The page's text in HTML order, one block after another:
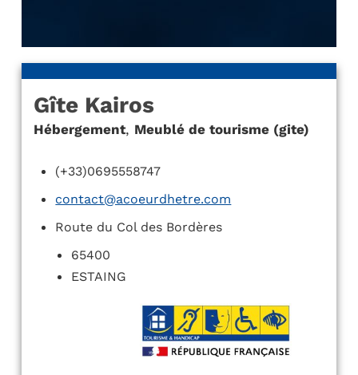
Gîte Kairos
Hébergement, Meublé de tourisme (gite)
(+33)0695558747
contact@acoeurdhetre.com
Route du Col des Bordères
65400
ESTAING